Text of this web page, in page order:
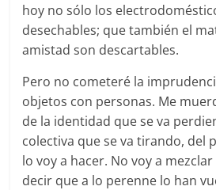
hoy no sólo los
desechables; que también el
amistad son descartables.
Pero no cometeré la
objetos con personas. Me
de la identidad que se va
colectiva que se va tirando, del
lo voy a hacer. No voy a
decir que a lo perenne lo han